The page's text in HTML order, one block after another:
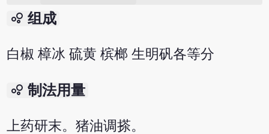
bubble_chart 组成
白椒 樟冰 硫黄 槟榔 生明矾各等分
bubble_chart 制法用量
上药研末。猪油调搽。